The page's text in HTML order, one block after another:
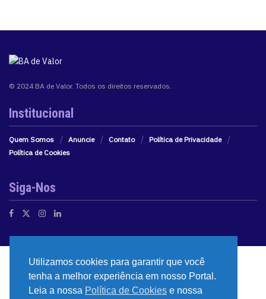
© 2024 BA de Valor. Todos os direitos reservados.
Institucional
Quem Somos Anuncie Contato
Política de Privacidade
Política de Cookies
Siga-Nos
Utilizamos cookies para garantir que você
tenha a melhor experiência em nosso Portal.
Leia a nossa Política de Cookies e nossa